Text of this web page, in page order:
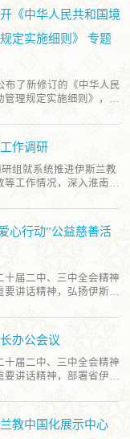
求，修订完善省伊协教职
教事务治理法治化。要
反映伊斯兰教界和信教
斯兰教界积极参与乡村
奋力谱写中国式现代化安
伊斯兰教教职人员资格认
加强伊斯兰教教职人员
训旨在通过把牢伊斯兰
关”和“考核关”，进一步
思想自觉、行动自觉。下
度规范并常态化开展教职
经》的翻译历程进行详
内容进行生动介绍，强调
想建设是坚持伊斯兰教
推进我国伊斯兰教中国
大、影响深远。 培训紧
兰教中国化，内容贴近教
，条理清晰，内容丰富，
《中华人民共和国境
定实施细则》 专题
布了新修订的《中华人民
理规定实施细则》，自
共和国境内外国人宗教
会议指出，《实施细则》
活动管理制度，是贯彻
重要举措，是保障境内
国人与中国宗教界友好
界加强学习，深入领会
筑牢思想防线，不断增
觉和行动自觉，切实维
稳。
作调研
组就系统推进伊斯兰教
工作情况，深入淮南、
研。 调研组一行先后实
阜阳市东关清真寺、亳
动场所，查看场所台账
群众代表座谈，详细了
范化管理等方面情况及存
调，要持续深化“三爱”
进“五个认同”，有形有
动场所财务监管、安全
我国伊斯兰教中国化，
文化内涵，不断促进伊
。 此次调研是省伊协年
彻落实安徽伊斯兰教中
伊斯兰教中国化走深走
心行动”公益慈善活
十届二中、三中全会精神
讲话精神，弘扬伊斯兰
行斋月·爱心行动”公益慈
动，省伊协、蚌埠市伊
信教群众代表等40余人
围绕“坚持我国伊斯兰教
念”“强化社会责任担
节俭等传统美德，展现
结合各地实际情况，陆
办公会议
十届二中、三中全会精神
讲话精神，部署省伊协
子、监事会成员参加会
省纪委监委驻省委统战
志到会指导。 会议传达
教中国化展示中心